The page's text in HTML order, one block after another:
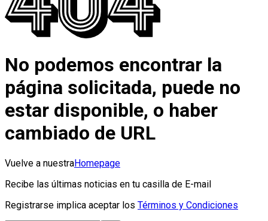
No podemos encontrar la
página solicitada, puede no
estar disponible, o haber
cambiado de URL
Vuelve a nuestraHomepage
Recibe las últimas noticias en tu casilla de E-mail
Registrarse implica aceptar los Términos y Condiciones